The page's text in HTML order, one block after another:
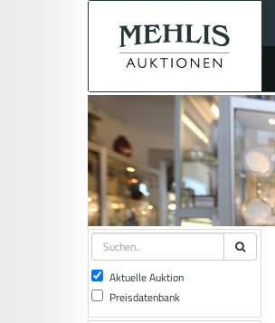
Aktuelle Auktion
Preisdatenbank